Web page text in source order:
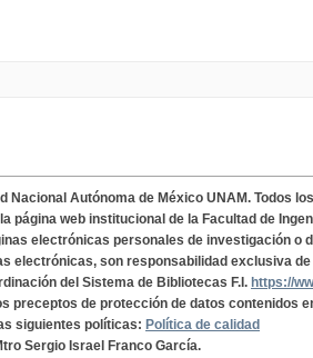
Nacional Autónoma de México UNAM. Todos
página web institucional de la Facultad de
electrónicas personales de investigación o
electrónicas, son responsabilidad exclusiva
del Sistema de Bibliotecas F.I. https://
preceptos de protección de datos contenidos
siguientes políticas: Política de calidad
Sergio Israel Franco García.